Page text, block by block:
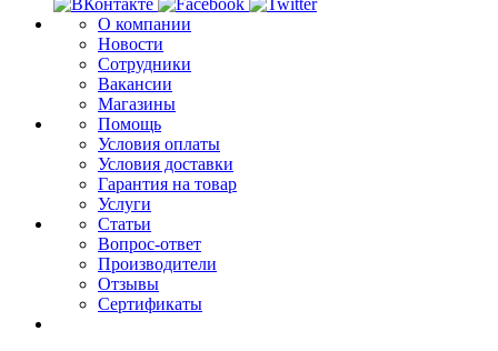
О компании
Новости
Сотрудники
Вакансии
Магазины
Помощь
Условия оплаты
Условия доставки
Гарантия на товар
Услуги
Статьи
Вопрос-ответ
Производители
Отзывы
Сертификаты